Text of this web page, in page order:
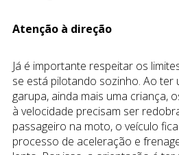
Atenção à direção
Já é importante respeitar os
se está pilotando sozinho. Ao ter
garupa, ainda mais uma criança,
à velocidade precisam ser
passageiro na moto, o veículo
processo de aceleração e